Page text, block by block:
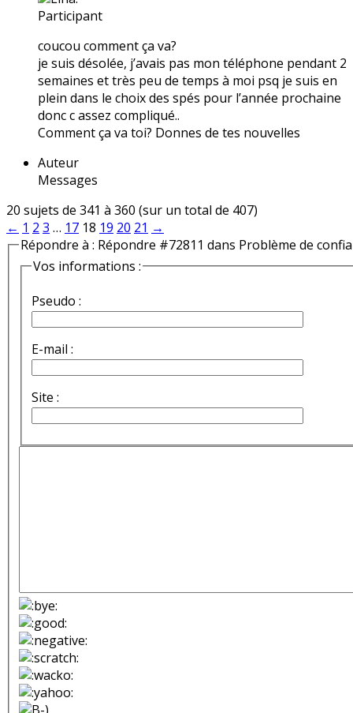
Participant
coucou comment ça va?
je suis désolée, j’avais pas mon téléphone pendant 2
semaines et très peu de temps à moi psq je suis en
plein dans le choix des spés pour l’année prochaine
donc c assez compliqué..
Comment ça va toi? Donnes de tes nouvelles
Auteur
Messages
20 sujets de 341 à 360 (sur un total de 407)
← 1 2 3 … 17 18 19 20 21 →
Répondre à : Répondre #72811 dans Problème de
Vos informations :
Pseudo :
E-mail :
Site :